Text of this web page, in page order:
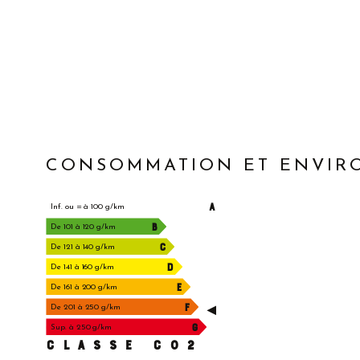
CONSOMMATION ET
Inf. ou = à 100 g/km A
De 101 à 120 g/km B
De 121 à 140 g/km C
De 141 à 160 g/km D
De 161 à 200 g/km E
De 201 à 250 g/km F
Sup. à 250 g/km G
CLASSE C02